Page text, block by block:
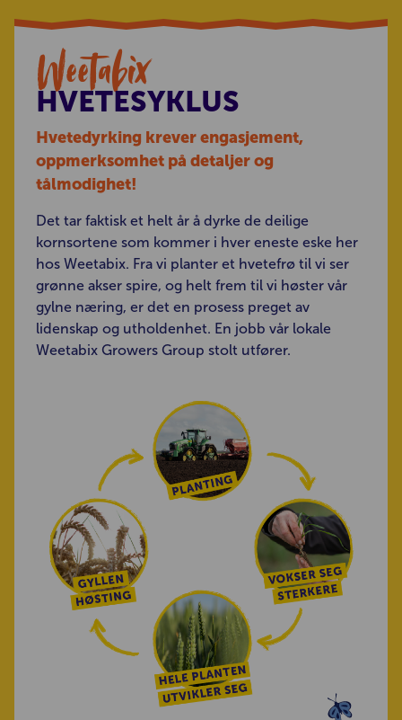
Weetabix
HVETESYKLUS
Hvetedyrking krever engasjement,
oppmerksomhet på detaljer og
tålmodighet!
Det tar faktisk et helt år å dyrke de deilige
kornsortene som kommer i hver eneste eske her
hos Weetabix. Fra vi planter et hvetefrø til vi ser
grønne akser spire, og helt frem til vi høster vår
gylne næring, er det en prosess preget av
lidenskap og utholdenhet. En jobb vår lokale
Weetabix Growers Group stolt utfører.